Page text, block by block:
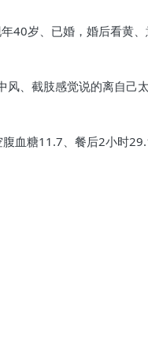
40岁、已婚，婚后看黄
、截肢感觉说的离自己
血糖11.7、餐后2小时